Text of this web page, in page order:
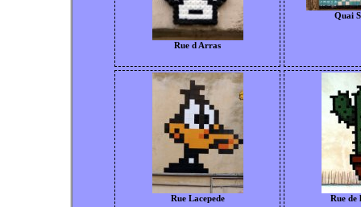
Rue d Arras
Quai
Rue Lacepede Rue de